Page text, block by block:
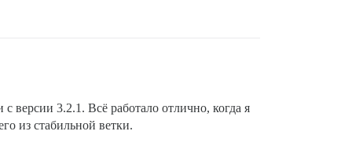
core_ext/kernel_require.rb:17:in `require'
версии 3.2.1. Всё работало отлично, когда я
из стабильной ветки.